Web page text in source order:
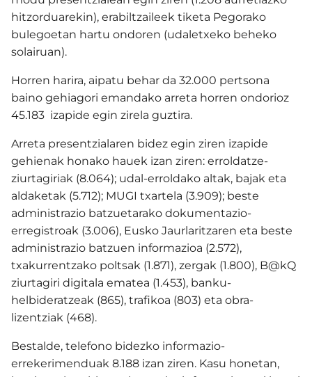
hitzorduarekin), erabiltzaileek tiketa Pegorako
bulegoetan hartu ondoren (udaletxeko beheko
solairuan).
Horren harira, aipatu behar da 32.000 pertsona
baino gehiagori emandako arreta horren ondorioz
45.183 izapide egin zirela guztira.
Arreta presentzialaren bidez egin ziren izapide
gehienak honako hauek izan ziren: erroldatze-
ziurtagiriak (8.064); udal-erroldako altak, bajak eta
aldaketak (5.712); MUGI txartela (3.909); beste
administrazio batzuetarako dokumentazio-
erregistroak (3.006), Eusko Jaurlaritzaren eta beste
administrazio batzuen informazioa (2.572),
txakurrentzako poltsak (1.871), zergak (1.800), B@kQ
ziurtagiri digitala ematea (1.453), banku-
helbideratzeak (865), trafikoa (803) eta obra-
lizentziak (468).
Bestalde, telefono bidezko informazio-
errekerimenduak 8.188 izan ziren. Kasu honetan,